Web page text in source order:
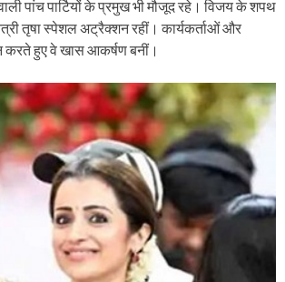
पांच पार्टियों के प्रमुख भी मौजूद रहे। विजय के शपथ
तृषा स्पेशल अट्रैक्शन रहीं। कार्यकर्ताओं और
करते हुए वे खास आकर्षण बनीं।